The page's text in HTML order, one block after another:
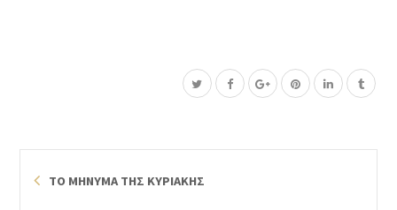
ΤΟ ΜΗΝΥΜΑ ΤΗΣ ΚΥΡΙΑΚΗΣ